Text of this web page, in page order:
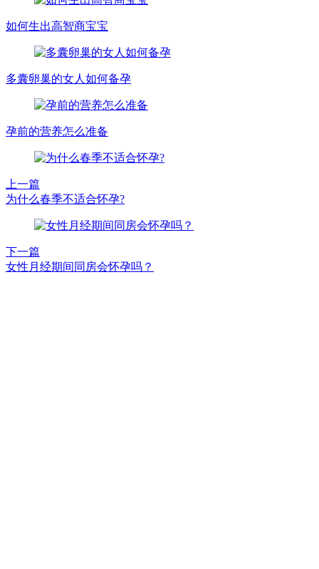
如何生出高智商宝宝
多囊卵巢的女人如何备孕
孕前的营养怎么准备
上一篇
为什么春季不适合怀孕?
下一篇
女性月经期间同房会怀孕吗？